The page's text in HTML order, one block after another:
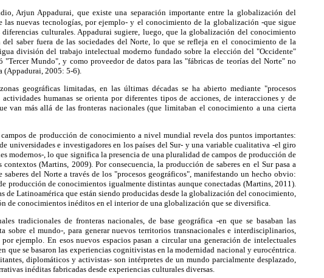
Arjun Appadurai, que existe una separación importante entre la globalización del
las nuevas tecnologías, por ejemplo- y el conocimiento de la globalización -que sigue
culturales. Appadurai sugiere, luego, que la globalización del conocimiento
saber fuera de las sociedades del Norte, lo que se refleja en el conocimiento de la
división del trabajo intelectual moderno fundado sobre la elección del "Occidente"
Mundo", y como proveedor de datos para las "fábricas de teorías del Norte" no
(Appadurai, 2005: 5-6).
geográficas limitadas, en las últimas décadas se ha abierto mediante "procesos
humanas se orienta por diferentes tipos de acciones, de interacciones y de
van más allá de las fronteras nacionales (que limitaban el conocimiento a una cierta
de producción de conocimiento a nivel mundial revela dos puntos importantes:
universidades e investigadores en los países del Sur- y una variable cualitativa -el giro
modernos-, lo que significa la presencia de una pluralidad de campos de producción de
(Martins, 2009). Por consecuencia, la producción de saberes en el Sur pasa a
del Norte a través de los "procesos geográficos", manifestando un hecho obvio:
producción de conocimientos igualmente distintas aunque conectadas (Martins, 2011).
de Latinoamérica que están siendo producidas desde la globalización del conocimiento,
de conocimientos inéditos en el interior de una globalización que se diversifica.
tradicionales de fronteras nacionales, de base geográfica -en que se basaban las
sobre el mundo-, para generar nuevos territorios transnacionales e interdisciplinarios,
ejemplo. En esos nuevos espacios pasan a circular una generación de intelectuales
que se basaron las experiencias cognitivistas en la modernidad nacional y eurocéntrica.
diplomáticos y activistas- son intérpretes de un mundo parcialmente desplazado,
inéditas fabricadas desde experiencias culturales diversas.